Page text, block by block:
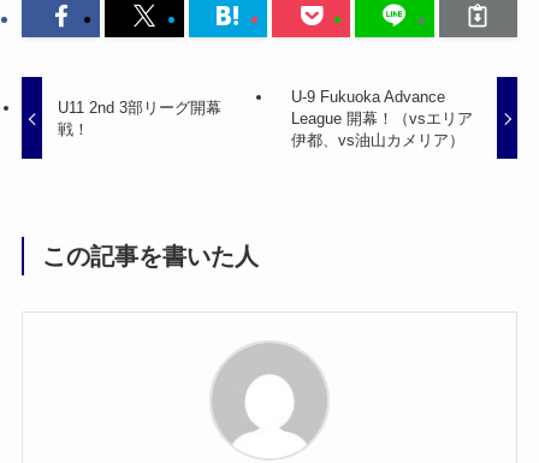
U11 2nd 3部リーグ開幕
戦！
U-9 Fukuoka Advance
League 開幕！（vsエリア
伊都、vs油山カメリア）
この記事を書いた人